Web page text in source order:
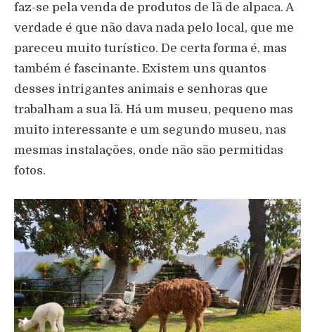
faz-se pela venda de produtos de lã de alpaca. A
verdade é que não dava nada pelo local, que me
pareceu muito turístico. De certa forma é, mas
também é fascinante. Existem uns quantos
desses intrigantes animais e senhoras que
trabalham a sua lã. Há um museu, pequeno mas
muito interessante e um segundo museu, nas
mesmas instalações, onde não são permitidas
fotos.